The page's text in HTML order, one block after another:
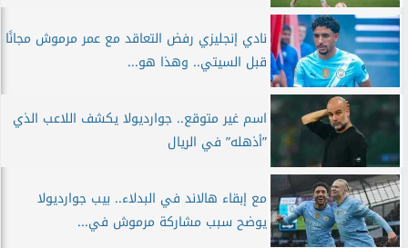
نادي إنجليزي رفض التعاقد مع عمر مرموش مجانًا
قبل السيتي.. وهذا هو...
اسم غير متوقع.. جوارديولا يكشف اللاعب الذي
”أذهله” في الريال
مع إبقاء هالاند في البدلاء.. بيب جوارديولا
يوضح سبب مشاركة مرموش في...